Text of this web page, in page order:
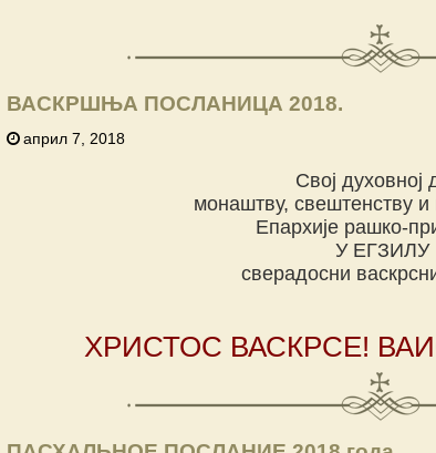
ВАСКРШЊА ПОСЛАНИЦА 2018.
април 7, 2018
Свој духовној
монаштву, свештенству
Епархије рашко-
У ЕГЗИЛУ
сверадосни
ХРИСТОС ВАСКРСЕ!